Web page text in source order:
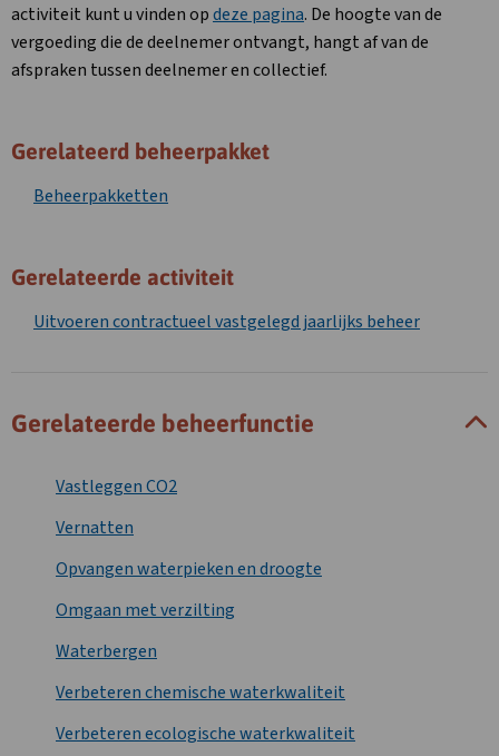
activiteit kunt u vinden opdeze pagina. De hoogte van de
vergoeding die de deelnemer ontvangt, hangt af van de
afspraken tussen deelnemer en collectief.
Gerelateerd beheerpakket
Beheerpakketten
Gerelateerde activiteit
Uitvoeren contractueel vastgelegd jaarlijks beheer
Gerelateerde beheerfunctie
Vastleggen CO2
Vernatten
Opvangen waterpieken en droogte
Omgaan met verzilting
Waterbergen
Verbeteren chemische waterkwaliteit
Verbeteren ecologische waterkwaliteit